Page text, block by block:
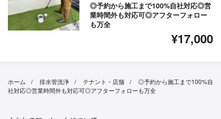
◎予約から施工まで100%自社対応◎営
業時間外も対応可◎アフターフォロー
も万全
¥17,000
ホーム 排水管洗浄 テナント・店舗
◎予約から施工まで100%自
社対応◎営業時間外も対応可◎アフターフォローも万全